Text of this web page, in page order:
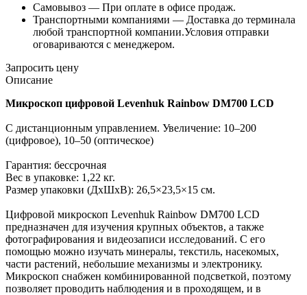
Самовывоз — При оплате в офисе продаж.
Транспортными компаниями — Доставка до терминала
любой транспортной компании.Условия отправки
оговариваются с менеджером.
Запросить цену
Описание
Микроскоп цифровой Levenhuk Rainbow DM700 LCD
С дистанционным управлением. Увеличение: 10–200
(цифровое), 10–50 (оптическое)
Гарантия: бессрочная
Вес в упаковке: 1,22 кг.
Размер упаковки (ДхШхВ): 26,5×23,5×15 см.
Цифровой микроскоп Levenhuk Rainbow DM700 LCD
предназначен для изучения крупных объектов, а также
фотографирования и видеозаписи исследований. С его
помощью можно изучать минералы, текстиль, насекомых,
части растений, небольшие механизмы и электронику.
Микроскоп снабжен комбинированной подсветкой, поэтому
позволяет проводить наблюдения и в проходящем, и в